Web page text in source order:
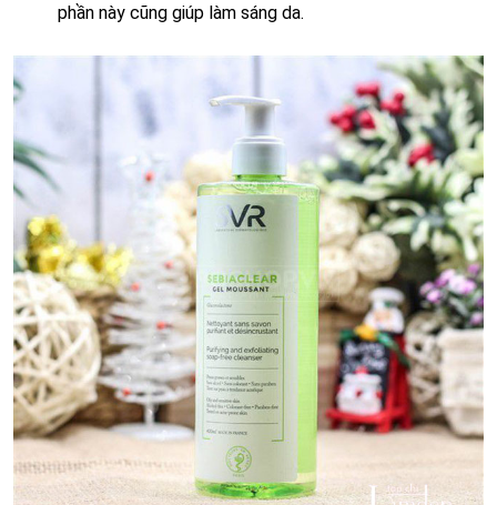
phần này cũng giúp làm sáng da.